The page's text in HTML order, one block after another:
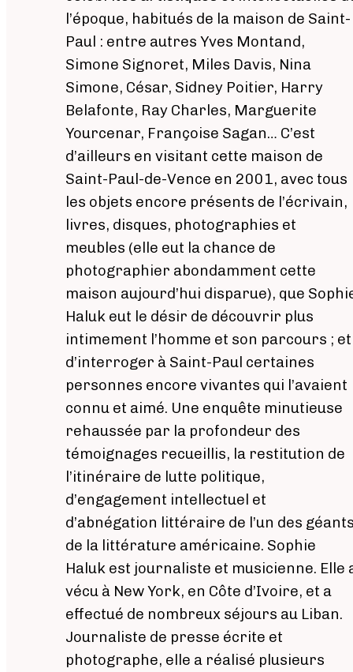
l’époque, habitués de la maison de Saint-
Paul : entre autres Yves Montand,
Simone Signoret, Miles Davis, Nina
Simone, César, Sidney Poitier, Harry
Belafonte, Ray Charles, Marguerite
Yourcenar, Françoise Sagan… C’est
d’ailleurs en visitant cette maison de
Saint-Paul-de-Vence en 2001, avec tous
les objets encore présents de l’écrivain,
livres, disques, photographies et
meubles (elle eut la chance de
photographier abondamment cette
maison aujourd’hui disparue), que
Haluk eut le désir de découvrir plus
intimement l’homme et son parcours ; et
d’interroger à Saint-Paul certaines
personnes encore vivantes qui l’avaient
connu et aimé. Une enquête minutieuse
rehaussée par la profondeur des
témoignages recueillis, la restitution de
l’itinéraire de lutte politique,
d’engagement intellectuel et
d’abnégation littéraire de l’un des
de la littérature américaine. Sophie
Haluk est journaliste et musicienne. Elle
vécu à New York, en Côte d’Ivoire, et a
effectué de nombreux séjours au Liban.
Journaliste de presse écrite et
photographe, elle a réalisé plusieurs